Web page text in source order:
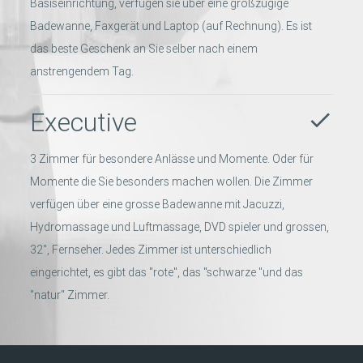
Basiseinrichtung, verfügen sie über eine großzügige
Badewanne, Faxgerät und Laptop (auf Rechnung). Es ist
das beste Geschenk an Sie selber nach einem
anstrengendem Tag.
done
Executive
3 Zimmer für besondere Anlässe und Momente. Oder für
Momente die Sie besonders machen wollen. Die Zimmer
verfügen über eine grosse Badewanne mit Jacuzzi,
Hydromassage und Luftmassage, DVD spieler und grossen,
32", Fernseher. Jedes Zimmer ist unterschiedlich
eingerichtet, es gibt das "rote", das "schwarze "und das
"natur" Zimmer.